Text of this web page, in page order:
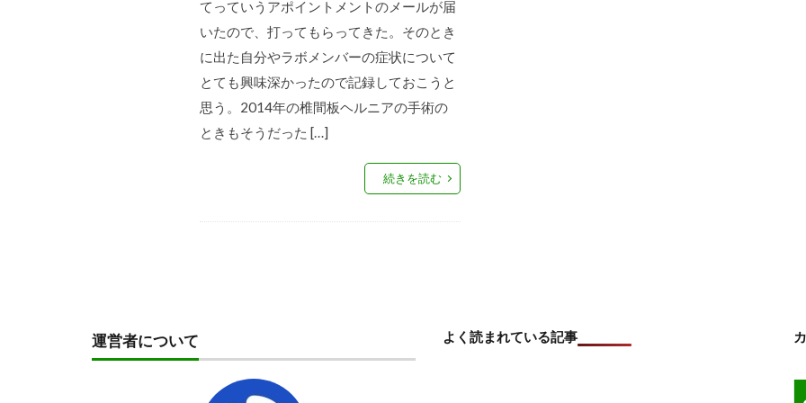
てっていうアポイントメントのメールが届
いたので、打ってもらってきた。そのとき
に出た自分やラボメンバーの症状について
とても興味深かったので記録しておこうと
思う。2014年の椎間板ヘルニアの手術の
ときもそうだった […]
続きを読む
運営者について よく読まれている記事